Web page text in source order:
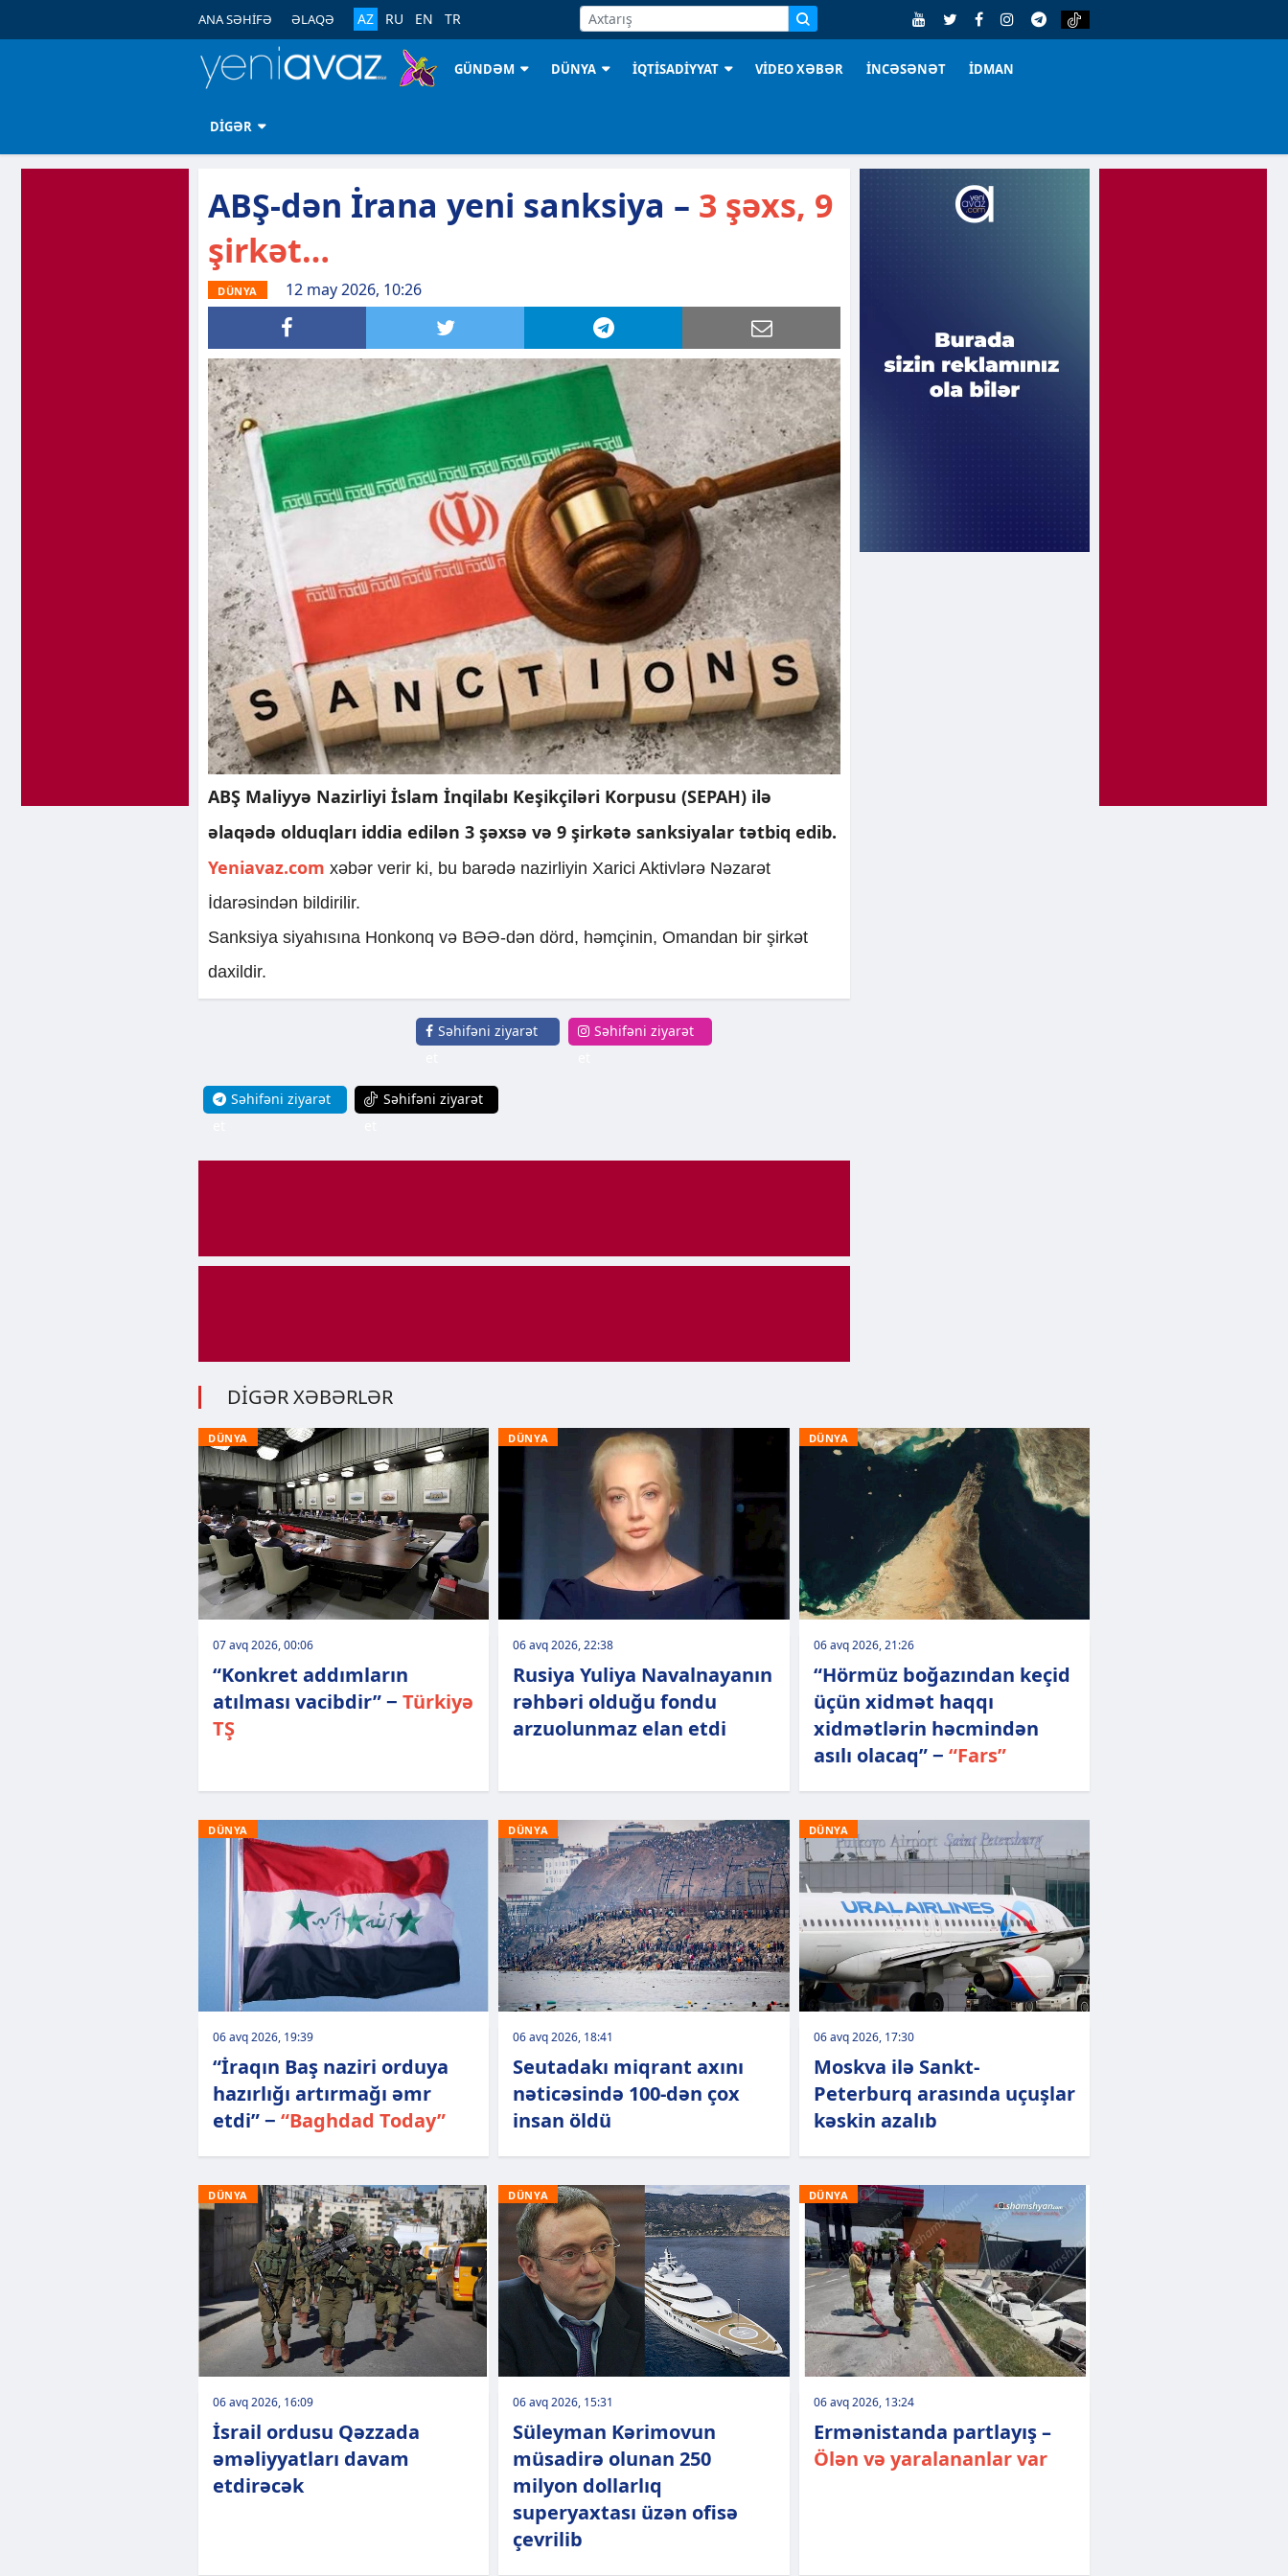
ANA SƏHİFƏ ƏLAQƏ AZ RU EN TR
GÜNDƏM DÜNYA İQTİSADİYYAT VİDEO XƏBƏR İNCƏSƏNƏT İDMAN
DİGƏR
ABŞ-dən İrana yeni sanksiya – 3 şəxs, 9
şirkət…
DÜNYA 12 may 2026, 10:26
ABŞ Maliyyə Nazirliyi İslam İnqilabı Keşikçiləri Korpusu (SEPAH) ilə
əlaqədə olduqları iddia edilən 3 şəxsə və 9 şirkətə sanksiyalar tətbiq edib.
Yeniavaz.com xəbər verir ki, bu barədə nazirliyin Xarici Aktivlərə Nəzarət
İdarəsindən bildirilir.
Sanksiya siyahısına Honkonq və BƏƏ-dən dörd, həmçinin, Omandan bir şirkət
daxildir.
Səhifəni ziyarət
Səhifəni ziyarət
Səhifəni ziyarət
Səhifəni ziyarət
DİGƏR XƏBƏRLƏR
DÜNYA
07 avq 2026, 00:06
“Konkret addımların
atılması vacibdir” − Türkiyə
TŞ
DÜNYA
06 avq 2026, 22:38
Rusiya Yuliya Navalnayanın
rəhbəri olduğu fondu
arzuolunmaz elan etdi
DÜNYA
06 avq 2026, 21:26
“Hörmüz boğazından keçid
üçün xidmət haqqı
xidmətlərin həcmindən
asılı olacaq” − “Fars”
DÜNYA
06 avq 2026, 19:39
“İraqın Baş naziri orduya
hazırlığı artırmağı əmr
etdi” − “Baghdad Today”
DÜNYA
06 avq 2026, 18:41
Seutadakı miqrant axını
nəticəsində 100-dən çox
insan öldü
DÜNYA
06 avq 2026, 17:30
Moskva ilə Sankt-
Peterburq arasında uçuşlar
kəskin azalıb
DÜNYA
06 avq 2026, 16:09
İsrail ordusu Qəzzada
əməliyyatları davam
etdirəcək
DÜNYA
06 avq 2026, 15:31
Süleyman Kərimovun
müsadirə olunan 250
milyon dollarlıq
superyaxtası üzən ofisə
çevrilib
DÜNYA
06 avq 2026, 13:24
Ermənistanda partlayış –
Ölən və yaralananlar var